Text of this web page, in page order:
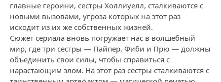
главные героини, сестры Холлиуелл, сталкиваются с
новыми вызовами, угроза которых на этот раз
исходит из их же собственных жизней.
Сюжет сериала вновь погружает нас в волшебный
мир, где три сестры — Пайпер, Фиби и Прю — должны
объединить свои силы, чтобы справиться с
нарастающим злом. На этот раз сестры сталкиваются с